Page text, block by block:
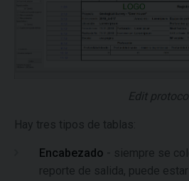
Edit
Hay tres tipos de tablas:
Encabezado - siempre se
reporte de salida, puede